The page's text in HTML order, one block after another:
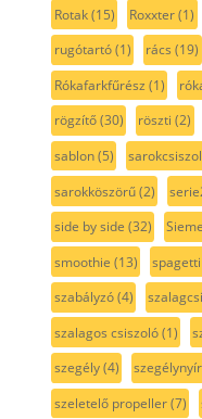
Rotak(15) Roxxter(1)
rugótartó(1) rács (19)
Rókafarkfűrész (1)
rögzítő(30) röszti (2)
sablon(5)
sarokköszörű(2)
side by side (32)
smoothie (13) spagetti
szabályzó(4)
szalagos csiszoló(1)
szegély(4)
szeletelő propeller(7)